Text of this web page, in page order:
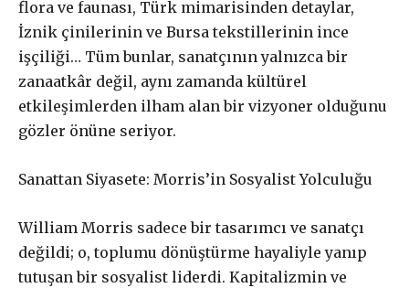
Aboneliğiniz, otomatik olarak yenilenir.
flora ve faunası, Türk mimarisinden detaylar,
İznik çinilerinin ve Bursa tekstillerinin ince
işçiliği… Tüm bunlar, sanatçının yalnızca bir
zanaatkâr değil, aynı zamanda kültürel
etkileşimlerden ilham alan bir vizyoner olduğunu
gözler önüne seriyor.
Sanattan Siyasete: Morris’in Sosyalist Yolculuğu
William Morris sadece bir tasarımcı ve sanatçı
değildi; o, toplumu dönüştürme hayaliyle yanıp
tutuşan bir sosyalist liderdi. Kapitalizmin ve